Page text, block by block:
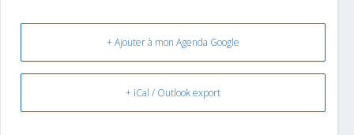
+ Ajouter à mon Agenda Google
+ iCal / Outlook export